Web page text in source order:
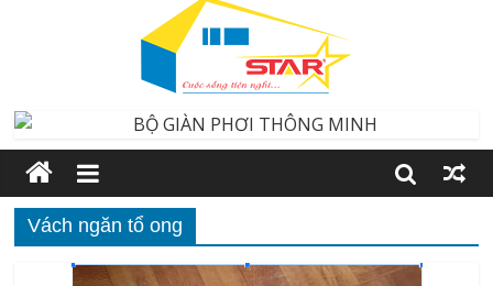
Vách ngăn tổ ong